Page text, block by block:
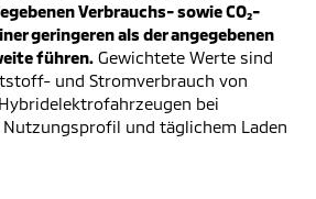
Verbrauchs- sowie CO₂-
geringeren als der angegebenen
führen. Gewichtete Werte sind
und Stromverbrauch von
bei
und täglichem Laden